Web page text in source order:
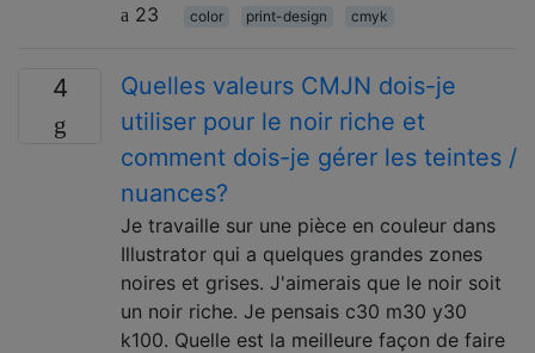
23
color print-design cmyk
4
Quelles valeurs CMJN dois-je
utiliser pour le noir riche et
comment dois-je gérer les teintes /
nuances?
Je travaille sur une pièce en couleur dans
Illustrator qui a quelques grandes zones
noires et grises. J'aimerais que le noir soit
un noir riche. Je pensais c30 m30 y30
k100. Quelle est la meilleure façon de faire